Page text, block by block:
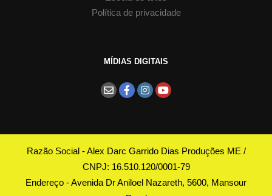
Política de privacidade
MÍDIAS DIGITAIS
Razão Social - Alex Darc Garrido Dias Produções ME /
CNPJ: 16.510.120/0001-79
Endereço - Avenida Dr Aniloel Nazareth, 5600, Mansour